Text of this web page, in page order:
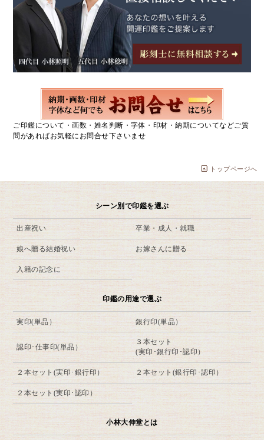
ご印鑑について・画数・姓名判断・字体・印材・納期についてなどご質
問があればお気軽にお問合せ下さいませ
トップページへ
シーン別で印鑑を選ぶ
出産祝い 卒業・成人・就職
娘へ贈る結婚祝い お嫁さんに贈る
入籍の記念に
印鑑の用途で選ぶ
実印(単品） 銀行印(単品）
認印･仕事印(単品）
３本セット
(実印･銀行印･認印）
２本セット(実印･銀行印） ２本セット(銀行印･認印）
２本セット(実印･認印）
小林大伸堂とは